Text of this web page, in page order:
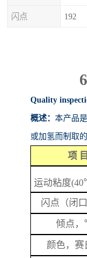
闪点 192
Quality
概述： 本产品
或加氢而制取
项 目
运动粘度
闪 点 （闭口
倾点，
颜色，赛